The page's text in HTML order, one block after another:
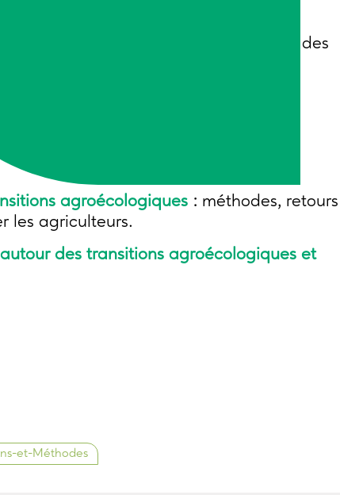
peux en termes de regard sur les
mais on n’est pas allé aider à monter des
dans ma thèse, de comprendre
la recherche. »
agroécologiques : méthodes, retours
les agriculteurs.
des transitions agroécologiques et
et-Méthodes